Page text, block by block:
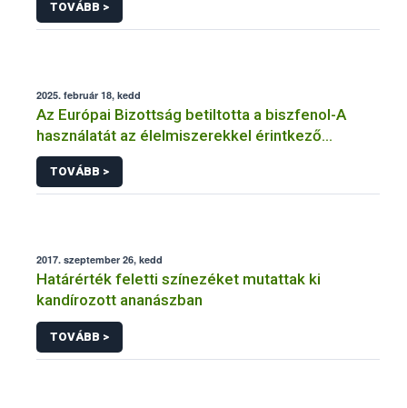
TOVÁBB >
2025. február 18, kedd
Az Európai Bizottság betiltotta a biszfenol-A
használatát az élelmiszerekkel érintkező
anyagokban
TOVÁBB >
2017. szeptember 26, kedd
Határérték feletti színezéket mutattak ki
kandírozott ananászban
TOVÁBB >